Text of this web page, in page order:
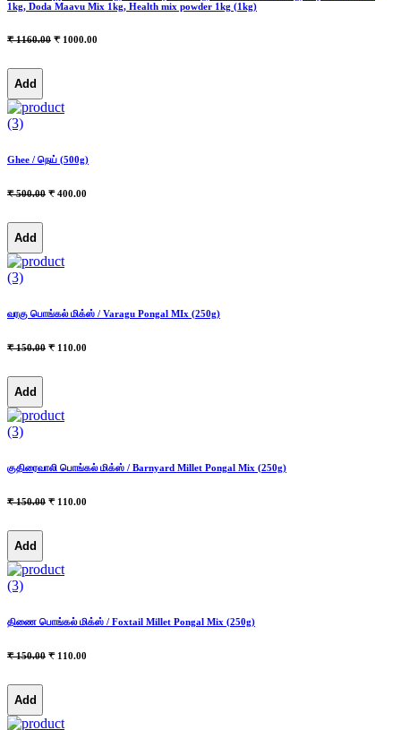
1kg, Doda Maavu Mix 1kg, Health mix powder 1kg (1kg)
₹ 1160.00 ₹ 1000.00
Add
(3)
Ghee / நெய் (500g)
₹ 500.00 ₹ 400.00
Add
(3)
வரகு பொங்கல் மிக்ஸ் / Varagu Pongal MIx (250g)
₹ 150.00 ₹ 110.00
Add
(3)
குதிரைவாலி பொங்கல் மிக்ஸ் / Barnyard Millet Pongal Mix (250g)
₹ 150.00 ₹ 110.00
Add
(3)
திணை பொங்கல் மிக்ஸ் / Foxtail Millet Pongal Mix (250g)
₹ 150.00 ₹ 110.00
Add